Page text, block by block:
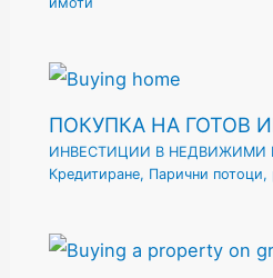
ПОКУПКА НА ГОТОВ
ИНВЕСТИЦИИ В НЕДВИЖИМИ
Кредитиране, Парични потоци,